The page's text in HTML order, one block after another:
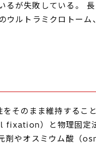
が失敗している。 長
ルトラミクロトーム
そのまま維持するこ
fixation）と物理固
やオスミウム酸（